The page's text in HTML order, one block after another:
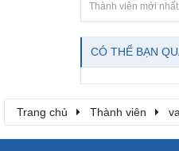
Thành viên mới
CÓ THỂ BẠN
Trang chủ Thành viên